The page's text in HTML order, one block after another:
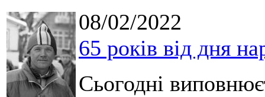
08/02/2022
65 років від дня
Сьогодні